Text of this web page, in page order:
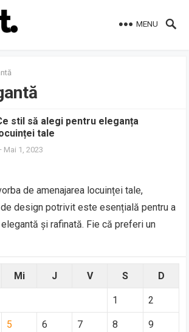
MENU
stil să alegi pentru eleganța
tale
Mai 1, 2023
de amenajarea locuinței tale,
design potrivit este esențială pentru a
și rafinată. Fie că preferi un
Mi J V S D
1 2
5 6 7 8 9